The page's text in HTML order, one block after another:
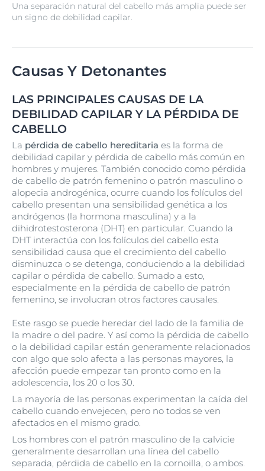
Una separación natural del cabello más amplia puede ser
un signo de debilidad capilar.
Causas Y Detonantes
LAS PRINCIPALES CAUSAS DE LA
DEBILIDAD CAPILAR Y LA PÉRDIDA DE
CABELLO
La pérdida de cabello hereditaria es la forma de
debilidad capilar y pérdida de cabello más común en
hombres y mujeres. También conocido como pérdida
de cabello de patrón femenino o patrón masculino o
alopecia androgénica, ocurre cuando los folículos del
cabello presentan una sensibilidad genética a los
andrógenos (la hormona masculina) y a la
dihidrotestosterona (DHT) en particular. Cuando la
DHT interactúa con los folículos del cabello esta
sensibilidad causa que el crecimiento del cabello
disminuzca o se detenga, conduciendo a la debilidad
capilar o pérdida de cabello. Sumado a esto,
especialmente en la pérdida de cabello de patrón
femenino, se involucran otros factores causales.
Este rasgo se puede heredar del lado de la familia de
la madre o del padre. Y así como la pérdida de cabello
o la debilidad capilar están generamente relacionados
con algo que solo afecta a las personas mayores, la
afección puede empezar tan pronto como en la
adolescencia, los 20 o los 30.
La mayoría de las personas experimentan la caída del
cabello cuando envejecen, pero no todos se ven
afectados en el mismo grado.
Los hombres con el patrón masculino de la calvicie
generalmente desarrollan una línea del cabello
separada, pérdida de cabello en la cornoilla, o ambos.